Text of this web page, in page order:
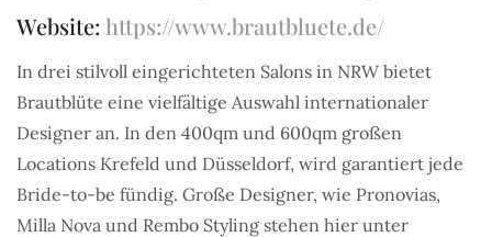
Website: https://www.brautbluete.de/
In drei stilvoll eingerichteten Salons in NRW bietet
Brautblüte eine vielfältige Auswahl internationaler
Designer an. In den 400qm und 600qm großen
Locations Krefeld und Düsseldorf, wird garantiert jede
Bride-to-be fündig. Große Designer, wie Pronovias,
Milla Nova und Rembo Styling stehen hier unter